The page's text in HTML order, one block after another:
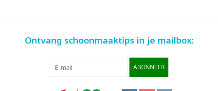
Ontvang schoonmaaktips in je mailbox:
ABONNEER